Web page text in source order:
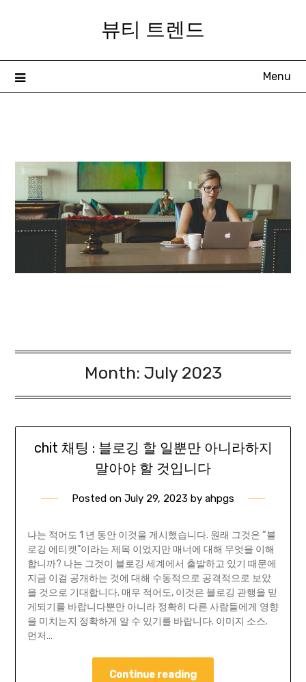
뷰티 트렌드
Menu
Month: July 2023
chit 채팅 : 블로깅 할 일뿐만 아니라하지
말아야 할 것입니다
Posted on July 29, 2023 by ahpgs
나는 적어도 1 년 동안 이것을 게시했습니다. 원래 그것은 “블
로깅 에티켓”이라는 제목 이었지만 매너에 대해 무엇을 이해
합니까? 나는 그것이 블로깅 세계에서 출발하고 있기 때문에
지금 이걸 공개하는 것에 대해 수동적으로 공격적으로 보았
을 것으로 기대합니다. 매우 적어도, 이것은 블로깅 관행을 믿
게되기를 바랍니다뿐만 아니라 정확히 다른 사람들에게 영향
을 미치는지 정확하게 알 수 있기를 바랍니다. 이미지 소스.
먼저…
Continue reading